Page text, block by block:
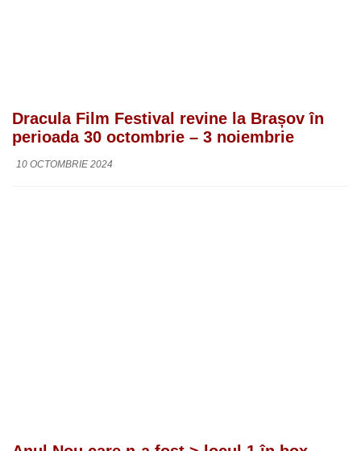
Dracula Film Festival revine la Brașov în
perioada 30 octombrie – 3 noiembrie
10 OCTOMBRIE 2024